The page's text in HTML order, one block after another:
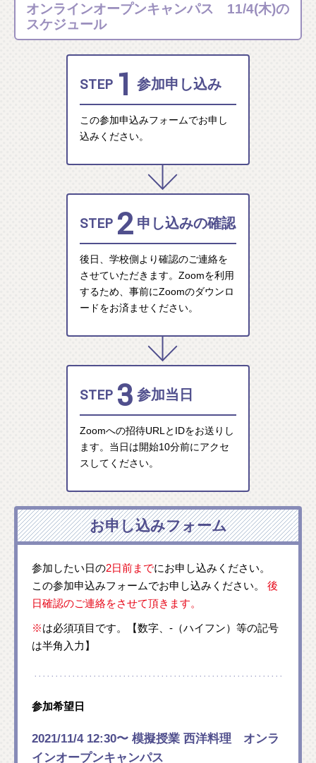
オンラインオープンキャンパス 11/4(木)の
スケジュール
STEP 1 参加申し込み
この参加申込みフォームでお申し
込みください。
STEP 2 申し込みの確認
後日、学校側より確認のご連絡を
させていただきます。Zoomを利用
するため、事前にZoomのダウンロ
ードをお済ませください。
STEP 3 参加当日
Zoomへの招待URLとIDをお送りし
ます。当日は開始10分前にアクセ
スしてください。
お申し込みフォーム
参加したい日の2日前までにお申し込みください。
この参加申込みフォームでお申し込みください。 後
日確認のご連絡をさせて頂きます。
※は必須項目です。【数字、-（ハイフン）等の記号
は半角入力】
参加希望日
2021/11/4 12:30〜 模擬授業 西洋料理 オンラ
インオープンキャンパス